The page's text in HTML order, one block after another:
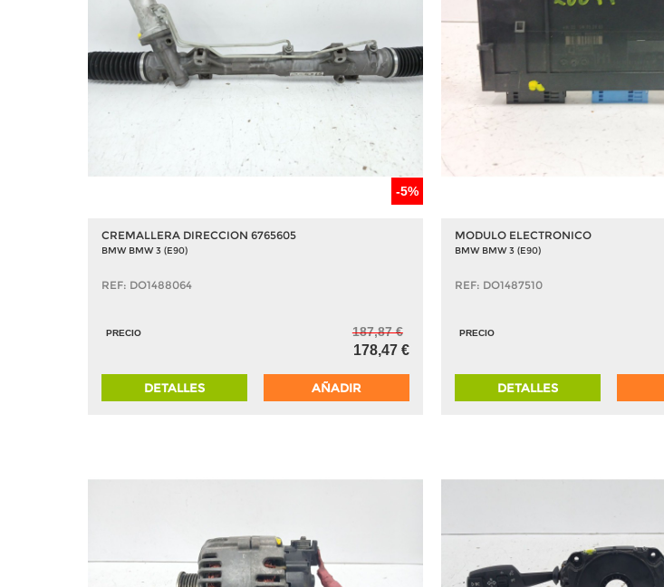
-5%
CREMALLERA DIRECCION 6765605
BMW BMW 3 (E90)
REF: DO1488064
PRECIO 187,87 €
178,47 €
DETALLES AÑADIR
MODULO ELECTRONICO
BMW BMW 3 (E90)
REF: DO1487510
PRECIO
DETALLES